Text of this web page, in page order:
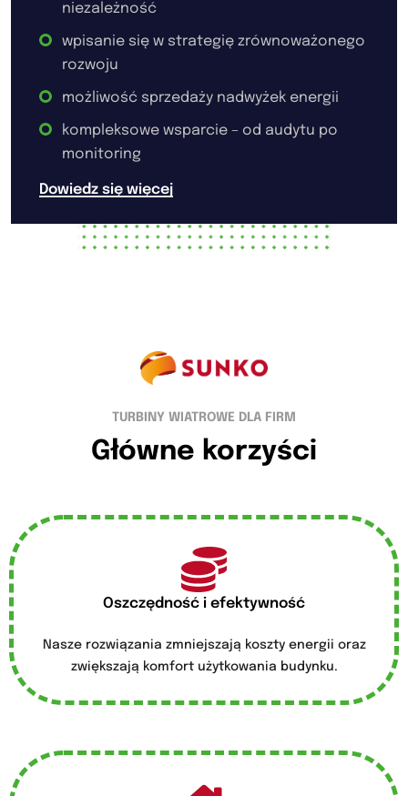
niezależność
wpisanie się w strategię zrównoważonego
rozwoju
możliwość sprzedaży nadwyżek energii
kompleksowe wsparcie – od audytu po
monitoring
Dowiedz się więcej
TURBINY WIATROWE DLA FIRM
Główne korzyści
Oszczędność i efektywność
Nasze rozwiązania zmniejszają koszty energii oraz
zwiększają komfort użytkowania budynku.